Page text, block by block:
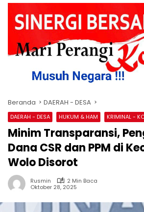
Beranda DAERAH - DESA
DAERAH - DESA HUKUM & HAM KRIMINAL -
Minim Transparansi,
Dana CSR dan PPM di
Wolo Disorot
Rusmin
2 Min Baca
Oktober 28, 2025